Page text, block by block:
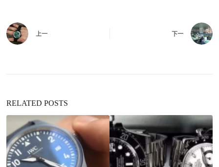
上一 下一
RELATED POSTS